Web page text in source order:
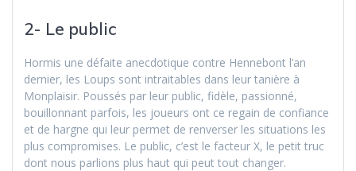
2- Le public
Hormis une défaite anecdotique contre Hennebont l’an
dernier, les Loups sont intraitables dans leur tanière à
Monplaisir. Poussés par leur public, fidèle, passionné,
bouillonnant parfois, les joueurs ont ce regain de confiance
et de hargne qui leur permet de renverser les situations les
plus compromises. Le public, c’est le facteur X, le petit truc
dont nous parlions plus haut qui peut tout changer.